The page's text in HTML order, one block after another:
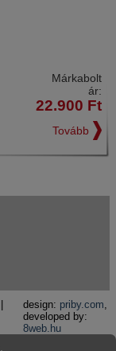
Márkabolt
ár:
22.900 Ft
Tovább
design: priby.com
developed by:
8web.hu